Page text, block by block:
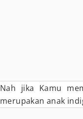
Nah jika Kamu
merupakan anak